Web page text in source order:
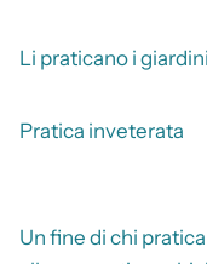
Li praticano i
Pratica inveterata
Un fine di chi pratica